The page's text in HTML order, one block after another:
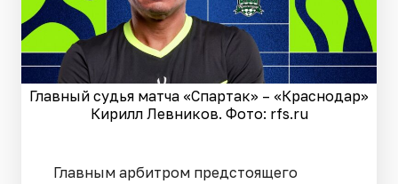
Главный судья матча «Спартак» – «Краснодар»
Кирилл Левников. Фото: rfs.ru
Главным арбитром предстоящего